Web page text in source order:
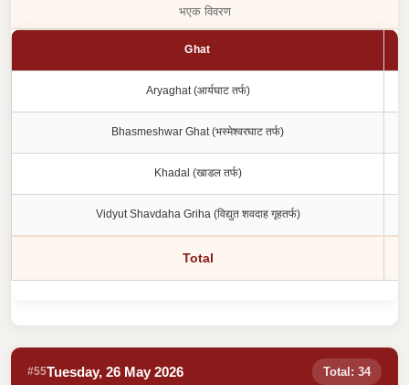
भएक विवरण
Ghat
Aryaghat (आर्यघाट तर्फ)
Bhasmeshwar Ghat (भस्मेश्वरघाट तर्फ)
Khadal (खाडल तर्फ)
Vidyut Shavdaha Griha (विद्युत शवदाह गृहतर्फ)
Total
#55Tuesday, 26 May 2026 Total: 34